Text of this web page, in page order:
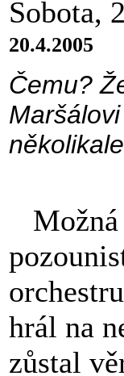
Sobota,
20.4.2005
Čemu?
hrál na
zůstal